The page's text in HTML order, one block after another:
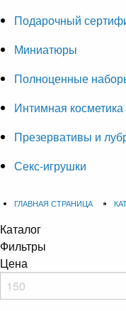
Подарочный
Миниатюры
Полноценные
Интимная косметика
Презервативы и
Секс-игрушки
ГЛАВНАЯ СТРАНИЦА
Каталог
Фильтры
Цена